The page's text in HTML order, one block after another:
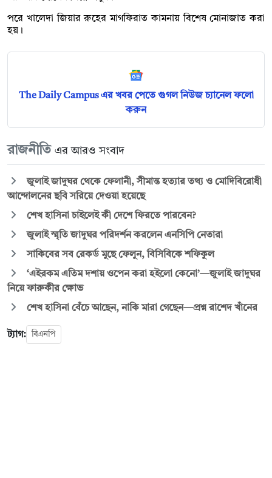
পরে খালেদা জিয়ার রুহের মাগফিরাত কামনায় বিশেষ মোনাজাত করা
হয়।
The Daily Campus এর খবর পেতে গুগল নিউজ চ্যানেল ফলো
করুন
রাজনীতি এর আরও সংবাদ
জুলাই জাদুঘর থেকে ফেলানী, সীমান্ত হত্যার তথ্য ও মোদিবিরোধী
আন্দোলনের ছবি সরিয়ে দেওয়া হয়েছে
শেখ হাসিনা চাইলেই কী দেশে ফিরতে পারবেন?
জুলাই স্মৃতি জাদুঘর পরিদর্শন করলেন এনসিপি নেতারা
সাকিবের সব রেকর্ড মুছে ফেলুন, বিসিবিকে শফিকুল
‘এইরকম এতিম দশায় ওপেন করা হইলো কেনো’—জুলাই জাদুঘর
নিয়ে ফারুকীর ক্ষোভ
শেখ হাসিনা বেঁচে আছেন, নাকি মারা গেছেন—প্রশ্ন রাশেদ খাঁনের
ট্যাগ: বিএনপি